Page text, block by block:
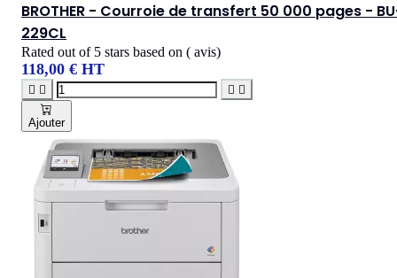
BROTHER - Courroie de transfert 50 000 pages -
229CL
Rated out of 5 stars based on ( avis)
118,00 € HT
   
Ajouter